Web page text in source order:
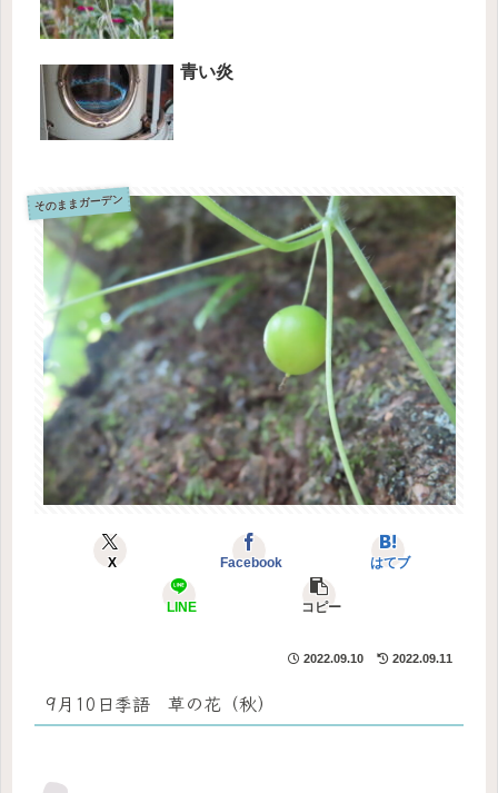
青い炎
そのままガーデン
X Facebook はてブ
LINE コピー
2022.09.10 2022.09.11
9月10日季語 草の花（秋）